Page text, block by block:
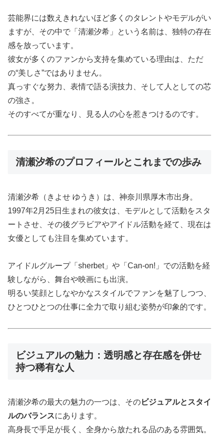
芸能界には数えきれないほど多くのタレントやモデルがい
ますが、その中で「清瀬汐希」という名前は、独特の存在
感を放っています。
彼女が多くのファンから支持を集めている理由は、ただ
の“美しさ”ではありません。
真っすぐな努力、表情で語る演技力、そして人としての芯
の強さ。
そのすべてが重なり、見る人の心を惹きつけるのです。
清瀬汐希のプロフィールとこれまでの歩み
清瀬汐希（きよせ ゆうき）は、神奈川県厚木市出身。
1997年2月25日生まれの彼女は、モデルとして活動をスタ
ートさせ、その後グラビアやアイドル活動を経て、現在は
女優としても注目を集めています。
アイドルグループ「sherbet」や「Can-on!」での活動を経
験しながら、舞台や映画にも出演。
明るい笑顔としなやかなスタイルでファンを魅了しつつ、
ひとつひとつの仕事に全力で取り組む姿勢が印象的です。
ビジュアルの魅力：透明感と存在感を併せ
持つ稀有な人
清瀬汐希の最大の魅力の一つは、そのビジュアルとスタイ
ルのバランスにあります。
高身長で手足が長く、全身から放たれる品のある雰囲気。